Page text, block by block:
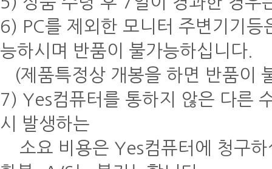
6) PC를 제외한 모니터 주변기기
능하시며 반품이 불가능하십니다.
(제품특정상 개봉을 하면 반품이
7) Yes컴퓨터를 통하지 않은 다른
시 발생하는
소요 비용은 Yes컴퓨터에 청구하